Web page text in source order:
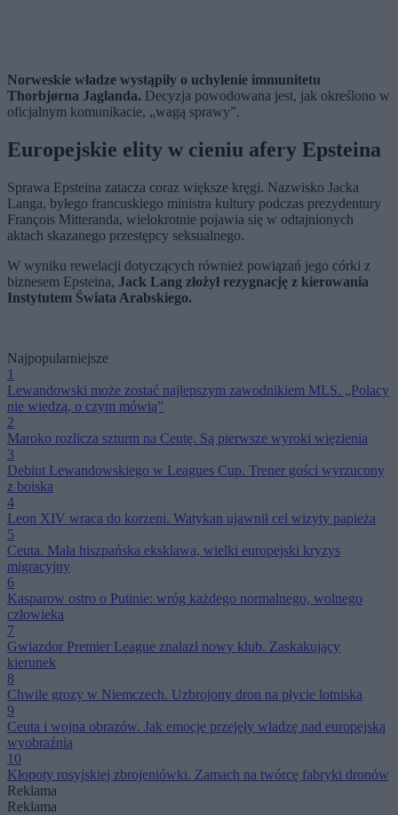
Norweskie władze wystąpiły o uchylenie immunitetu
Thorbjørna Jaglanda. Decyzja powodowana jest, jak określono w
oficjalnym komunikacie, „wagą sprawy”.
Europejskie elity w cieniu afery Epsteina
Sprawa Epsteina zatacza coraz większe kręgi. Nazwisko Jacka
Langa, byłego francuskiego ministra kultury podczas prezydentury
François Mitteranda, wielokrotnie pojawia się w odtajnionych
aktach skazanego przestępcy seksualnego.
W wyniku rewelacji dotyczących również powiązań jego córki z
biznesem Epsteina, Jack Lang złożył rezygnację z kierowania
Instytutem Świata Arabskiego.
Najpopularniejsze
1
Lewandowski może zostać najlepszym zawodnikiem MLS. „Polacy
nie wiedzą, o czym mówią”
2
Maroko rozlicza szturm na Ceutę. Są pierwsze wyroki więzienia
3
Debiut Lewandowskiego w Leagues Cup. Trener gości wyrzucony
z boiska
4
Leon XIV wraca do korzeni. Watykan ujawnił cel wizyty papieża
5
Ceuta. Mała hiszpańska eksklawa, wielki europejski kryzys
migracyjny
6
Kasparow ostro o Putinie: wróg każdego normalnego, wolnego
człowieka
7
Gwiazdor Premier League znalazł nowy klub. Zaskakujący
kierunek
8
Chwile grozy w Niemczech. Uzbrojony dron na płycie lotniska
9
Ceuta i wojna obrazów. Jak emocje przejęły władzę nad europejską
wyobraźnią
10
Kłopoty rosyjskiej zbrojeniówki. Zamach na twórcę fabryki dronów
Reklama
Reklama